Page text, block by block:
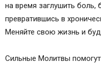
на время заглушить боль,
превратившись в
Меняйте свою жизнь и
Сильные Молитвы